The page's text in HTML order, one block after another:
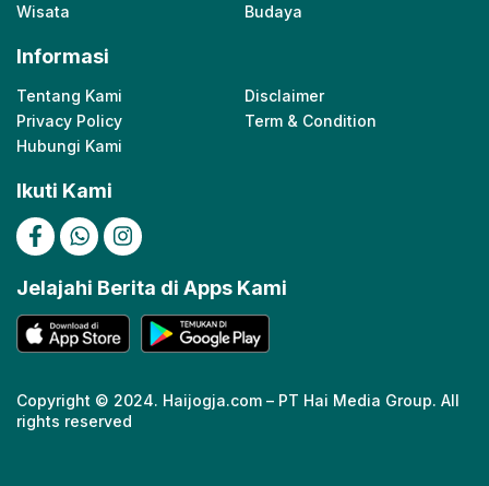
Wisata
Budaya
Informasi
Tentang Kami
Disclaimer
Privacy Policy
Term & Condition
Hubungi Kami
Ikuti Kami
Jelajahi Berita di Apps Kami
Copyright © 2024. Haijogja.com – PT Hai Media Group. All
rights reserved